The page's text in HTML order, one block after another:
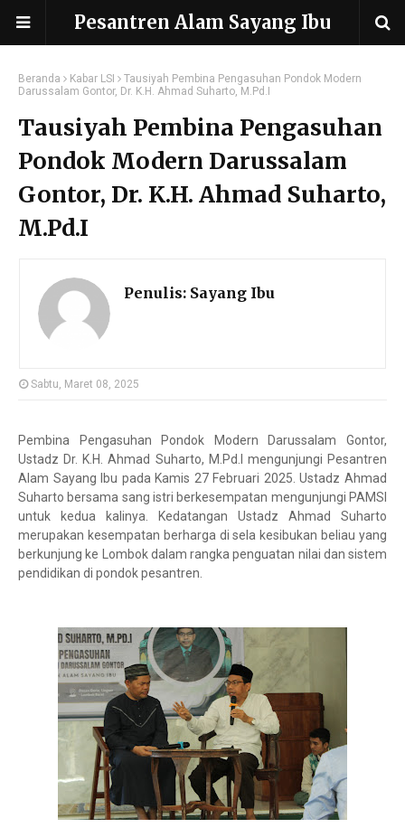
Pesantren Alam Sayang Ibu
Beranda Kabar LSI
Tausiyah Pembina Pengasuhan Pondok Modern
Darussalam Gontor, Dr. K.H. Ahmad Suharto, M.Pd.I
Tausiyah Pembina Pengasuhan
Pondok Modern Darussalam
Gontor, Dr. K.H. Ahmad Suharto,
M.Pd.I
Penulis: Sayang Ibu
Sabtu, Maret 08, 2025
Pembina Pengasuhan Pondok Modern Darussalam Gontor,
Ustadz Dr. K.H. Ahmad Suharto, M.Pd.I mengunjungi Pesantren
Alam Sayang Ibu pada Kamis 27 Februari 2025. Ustadz Ahmad
Suharto bersama sang istri berkesempatan mengunjungi PAMSI
untuk kedua kalinya. Kedatangan Ustadz Ahmad Suharto
merupakan kesempatan berharga di sela kesibukan beliau yang
berkunjung ke Lombok dalam rangka penguatan nilai dan sistem
pendidikan di pondok pesantren.